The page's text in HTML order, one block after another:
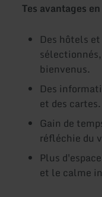
Tes avantages
Des hôtels
bienvenus.
Des
et des cartes.
Gain de
réfléchie du
Plus
et le calme